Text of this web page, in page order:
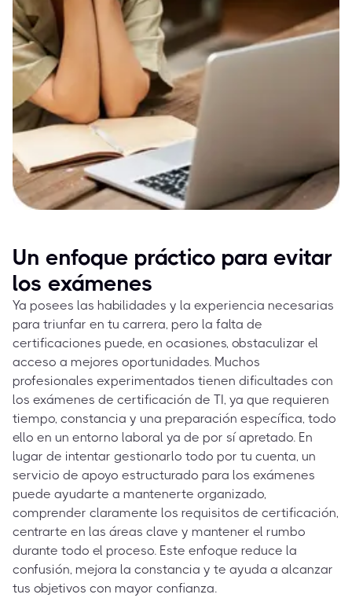
Un enfoque práctico para evitar
los exámenes
Ya posees las habilidades y la experiencia necesarias
para triunfar en tu carrera, pero la falta de
certificaciones puede, en ocasiones, obstaculizar el
acceso a mejores oportunidades. Muchos
profesionales experimentados tienen dificultades con
los exámenes de certificación de TI, ya que requieren
tiempo, constancia y una preparación específica, todo
ello en un entorno laboral ya de por sí apretado. En
lugar de intentar gestionarlo todo por tu cuenta, un
servicio de apoyo estructurado para los exámenes
puede ayudarte a mantenerte organizado,
comprender claramente los requisitos de certificación,
centrarte en las áreas clave y mantener el rumbo
durante todo el proceso. Este enfoque reduce la
confusión, mejora la constancia y te ayuda a alcanzar
tus objetivos con mayor confianza.